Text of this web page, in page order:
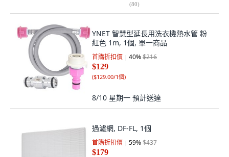
(80)
YNET 智慧型延長用洗衣機熱水管 粉
紅色 1m, 1個, 單一商品
首購折扣價 40%$216
$129
($129.00/1個)
8/10 星期一 預計送達
過濾網, DF-FL, 1個
首購折扣價 59%$437
$179